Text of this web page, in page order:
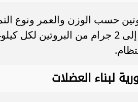
حسب الوزن والعمر ونوع
يُوصى بتناول من 1.2 إلى 2 جرام من
لبناء العضلات